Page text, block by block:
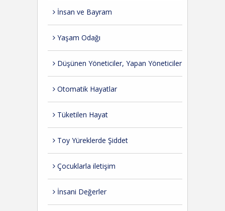
İnsan ve Bayram
Yaşam Odağı
Düşünen Yöneticiler, Yapan Yöneticiler
Otomatik Hayatlar
Tüketilen Hayat
Toy Yüreklerde Şiddet
Çocuklarla iletişim
İnsani Değerler